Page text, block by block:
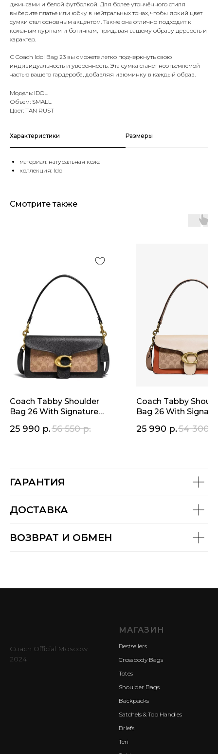
джинсами и белой футболкой. Для более утончённого стиля
выберите платье или юбку в нейтральных тонах, чтобы яркий цвет
сумки стал основным акцентом. Также она отлично подходит к
кожаным курткам и ботинкам, придавая вашему образу дерзость и
характер.
С Coach Idol Bag 23 вы сможете легко подчеркнуть свою
индивидуальность и уверенность. Эта сумка станет неотъемлемой
частью вашего гардероба, добавляя изюминку в каждый образ.
Модель: IDOL
Объем: SMALL
Цвет: TAN RUST
Характеристики Размеры
материал: натуральная кожа
коллекция: Idol
Смотрите также
Coach Tabby Shoulder
Bag 26 With Signature
(тэби чёрно-коричневый
25 990 р.56 550 р.
Coach Tabby
Bag 26 With
(тэби шолдер
25 990 р.54 300
ГАРАНТИЯ
ДОСТАВКА
ВОЗВРАТ И ОБМЕН
Coach Official Moscow
2024
МАГАЗИН
Bestsellers
Crossbody Bags
Totes
Shoulder Bags
Backpacks
Satchels & Top Handles
Briefs
Teri